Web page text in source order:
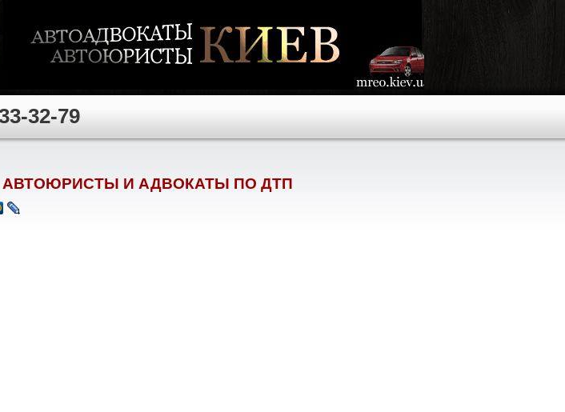
32-79
АВТОЮРИСТЫ И АДВОКАТЫ ПО ДТП